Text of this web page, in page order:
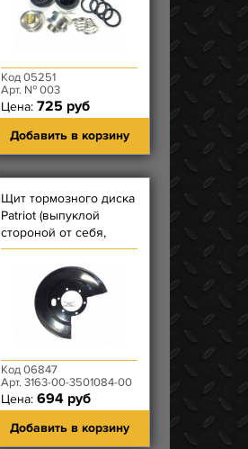
Код 05251
Арт. № 003
Цена: 725 руб
Добавить в корзину
Щит тормозного диска
Patriot (выпуклой
стороной от себя,
вырез вверх
отверстие справа)
правый
Код 06847
Арт. 3163-00-3501084-00
Цена: 694 руб
Добавить в корзину